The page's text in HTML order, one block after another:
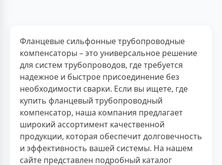
Фланцевые сильфонные трубопроводные
компенсаторы – это универсальное решение
для систем трубопроводов, где требуется
надежное и быстрое присоединение без
необходимости сварки. Если вы ищете, где
купить фланцевый трубопроводный
компенсатор, наша компания предлагает
широкий ассортимент качественной
продукции, которая обеспечит долговечность
и эффективность вашей системы. На нашем
сайте представлен подробный каталог